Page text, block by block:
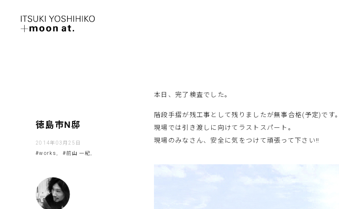
徳島市N邸
2014年03月25日
#works,
#前山 一紀,
本日、完了検査でした。
階段手摺が残工事として残りましたが無事合格(予定)です。
現場では引き渡しに向けてラストスパート。
現場のみなさん、安全に気をつけて頑張って下さい‼